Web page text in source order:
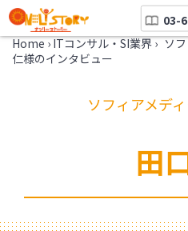
03-
Home › ITコンサル・SI業界 › ソ
仁様のインタビュー
ソフィアメデ
田